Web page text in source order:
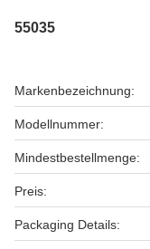
55035
Markenbezeichnung:
Modellnummer:
Mindestbestellmenge:
Preis:
Packaging Details: